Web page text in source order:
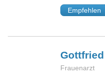
Empfehlen
Frauenarzt